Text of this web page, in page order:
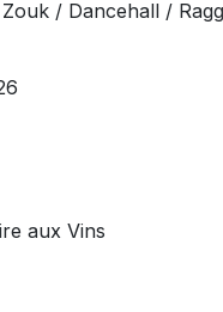
/ Dancehall /
aux Vins